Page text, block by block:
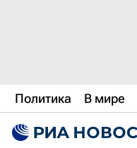
Политика В мире